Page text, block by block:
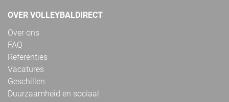
OVER VOLLEYBALDIRECT
Over ons
FAQ
Referenties
Vacatures
Geschillen
Duurzaamheid en sociaal